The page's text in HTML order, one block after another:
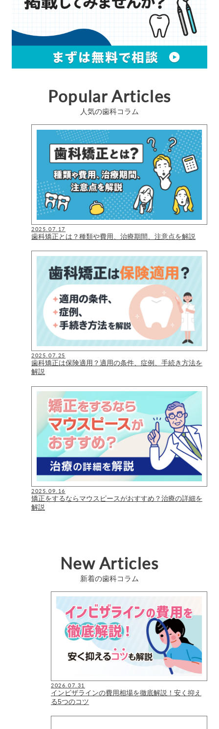
Popular Articles
人気の歯科コラム
2025.07.17
歯科矯正とは？種類や費用、治療期間、注意点を解説
2025.07.25
歯科矯正は保険適用？適用の条件、症例、手続き方法を
解説
2025.09.16
矯正をするならマウスピースがおすすめ？治療の詳細を
解説
New Articles
新着の歯科コラム
2026.07.31
インビザラインの費用相場を徹底解説！安く抑え
る5つのコツ